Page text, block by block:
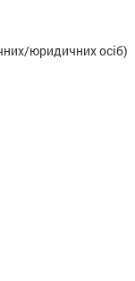
юридичних осіб)